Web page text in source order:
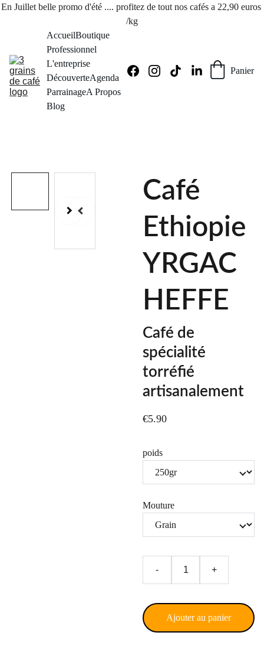
En Juillet belle promo d'été .... profitez de tout nos cafés a 22,90 euros
/kg
AccueilBoutique
Professionnel
L'entreprise
DécouverteAgenda
ParrainageA Propos
Blog
Panier
Café
Ethiopie
YRGAC
HEFFE
Café de
spécialité
torréfié
artisanalement
€5.90
poids
Mouture
- +
Ajouter au panier